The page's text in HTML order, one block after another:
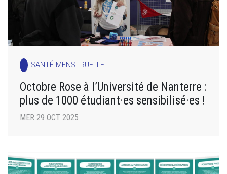
SANTÉ MENSTRUELLE
Octobre Rose à l’Université de Nanterre :
plus de 1000 étudiant·es sensibilisé·es !
MER 29 OCT 2025